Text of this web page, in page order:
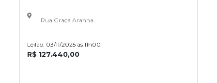
Rua Graça Aranha
Leilão: 03/11/2025 às 11h00
R$ 127.440,00